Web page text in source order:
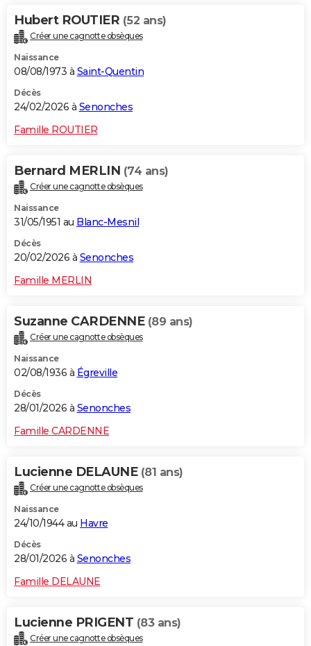
Hubert ROUTIER (52 ans)
Créer une cagnotte obsèques
Naissance
08/08/1973 à Saint-Quentin
Décès
24/02/2026 à Senonches
Famille ROUTIER
Bernard MERLIN (74 ans)
Créer une cagnotte obsèques
Naissance
31/05/1951 au Blanc-Mesnil
Décès
20/02/2026 à Senonches
Famille MERLIN
Suzanne CARDENNE (89 ans)
Créer une cagnotte obsèques
Naissance
02/08/1936 à Égreville
Décès
28/01/2026 à Senonches
Famille CARDENNE
Lucienne DELAUNE (81 ans)
Créer une cagnotte obsèques
Naissance
24/10/1944 au Havre
Décès
28/01/2026 à Senonches
Famille DELAUNE
Lucienne PRIGENT (83 ans)
Créer une cagnotte obsèques